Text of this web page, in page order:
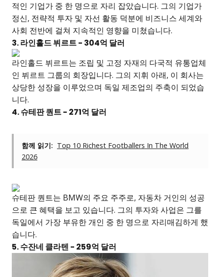
적인 기업가 중 한 명으로 자리 잡았습니다. 그의 기업가
정신, 전략적 투자 및 자선 활동 덕분에 비즈니스 세계와
사회 전반에 걸쳐 지속적인 영향을 미쳤습니다.
3. 라인홀드 뷔르트 - 304억 달러
라인홀드 뷔르트는 조립 및 고정 자재의 다국적 유통업체
인 뷔르트 그룹의 회장입니다. 그의 지휘 아래, 이 회사는
상당한 성장을 이루었으며 독일 제조업의 주축이 되었습
니다.
4. 슈테판 퀀트 - 271억 달러
함께 읽기: Top 10 Richest Footballers In The World
2026
슈테판 퀀트는 BMW의 주요 주주로, 자동차 거인의 성공
으로 큰 혜택을 보고 있습니다. 그의 투자와 사업은 그를
독일에서 가장 부유한 개인 중 한 명으로 자리매김하게 했
습니다.
5. 수잔네 클라텐 - 259억 달러